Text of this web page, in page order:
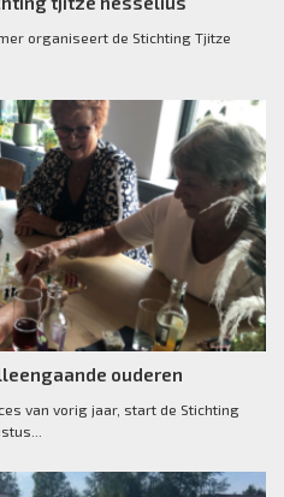
organiseert de Stichting Tjitze
ouderen
van vorig jaar, start de Stichting